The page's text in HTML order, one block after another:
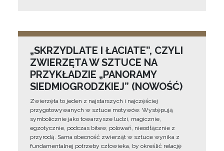
„SKRZYDLATE I ŁACIATE”, CZYLI
ZWIERZĘTA W SZTUCE NA
PRZYKŁADZIE „PANORAMY
SIEDMIOGRODZKIEJ” (NOWOŚĆ)
Zwierzęta to jeden z najstarszych i najczęściej
przygotowywanych w sztuce motywów. Występują
symbolicznie jako towarzysze ludzi, magicznie,
egzotycznie, podczas bitew, polowań, nieodłącznie z
przyrodą. Sama obecność zwierząt w sztuce wynika z
fundamentalnej potrzeby człowieka, by określić relację